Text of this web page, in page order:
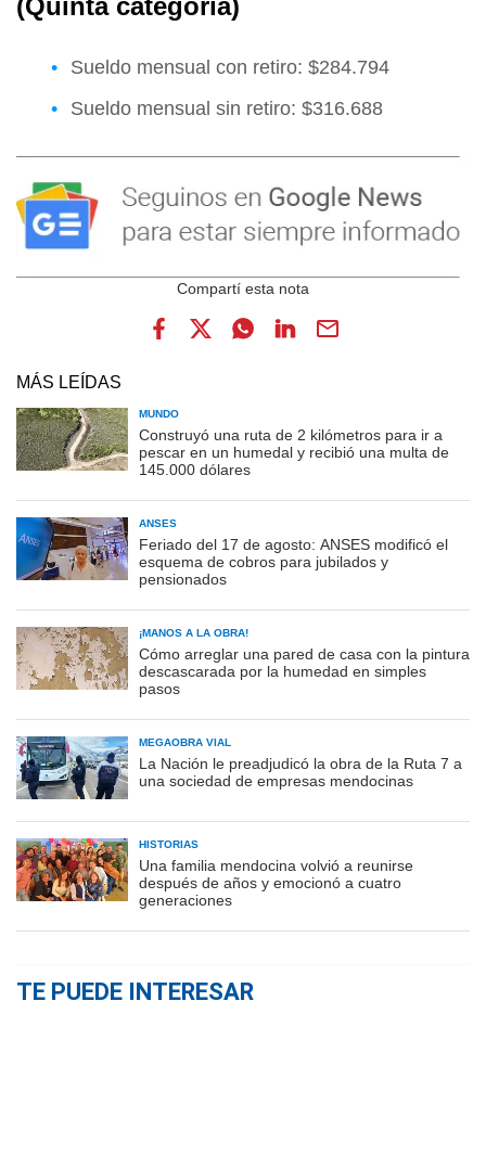
Sueldo mensual con retiro: $284.794
Sueldo mensual sin retiro: $316.688
MÁS LEÍDAS
MUNDO
Construyó una ruta de 2 kilómetros para ir a
pescar en un humedal y recibió una multa de
145.000 dólares
ANSES
Feriado del 17 de agosto: ANSES modificó el
esquema de cobros para jubilados y
pensionados
¡MANOS A LA OBRA!
Cómo arreglar una pared de casa con la pintura
descascarada por la humedad en simples
pasos
MEGAOBRA VIAL
La Nación le preadjudicó la obra de la Ruta 7 a
una sociedad de empresas mendocinas
HISTORIAS
Una familia mendocina volvió a reunirse
después de años y emocionó a cuatro
generaciones
TE PUEDE INTERESAR